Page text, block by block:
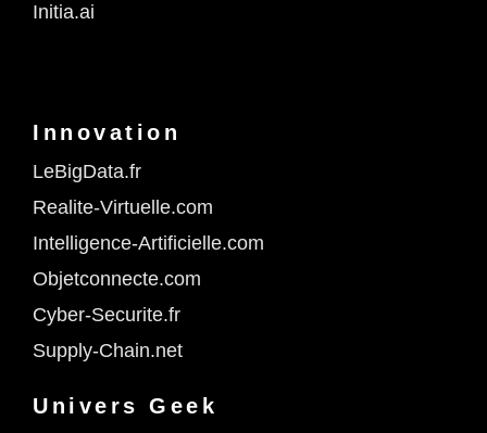
Initia.ai
Innovation
LeBigData.fr
Realite-Virtuelle.com
Intelligence-Artificielle.com
Objetconnecte.com
Cyber-Securite.fr
Supply-Chain.net
Univers Geek